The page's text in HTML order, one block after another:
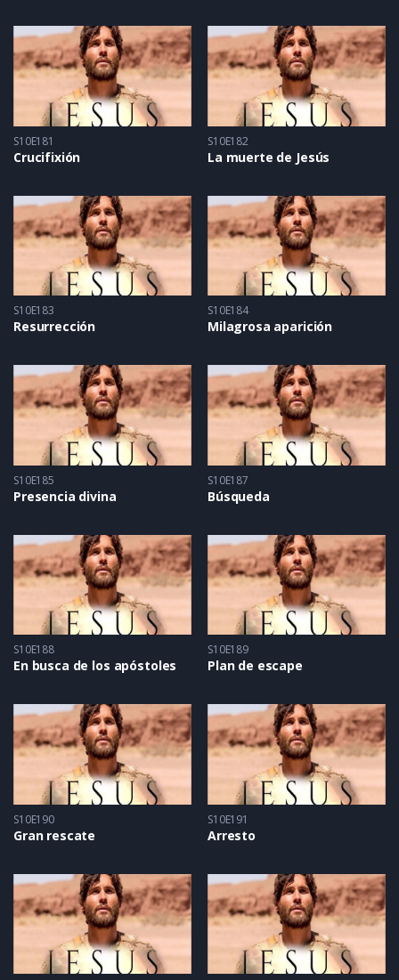
S10E181
Crucifixión
S10E182
La muerte de Jesús
S10E183
Resurrección
S10E184
Milagrosa aparición
S10E185
Presencia divina
S10E187
Búsqueda
S10E188
En busca de los apóstoles
S10E189
Plan de escape
S10E190
Gran rescate
S10E191
Arresto